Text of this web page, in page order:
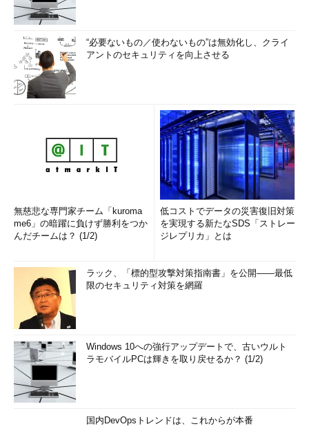
“必要ないもの／使わないもの”は無効化し、クライ
アントのセキュリティを向上させる
無慈悲な専門家チーム「kuroma
me6」の暗躍に負けず勝利をつか
んだチームは？ (1/2)
低コストでデータの災害復旧対策
を実現する新たなSDS「ストレー
ジレプリカ」とは
ラック、「標的型攻撃対策指南書」を公開――最低
限のセキュリティ対策を網羅
Windows 10への強行アップデートで、古いウルト
ラモバイルPCは輝きを取り戻せるか？ (1/2)
国内DevOpsトレンドは、これからが本番